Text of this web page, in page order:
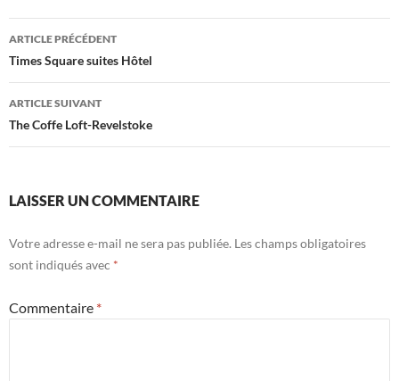
Navigation
des
articles
ARTICLE PRÉCÉDENT
Times Square suites Hôtel
ARTICLE SUIVANT
The Coffe Loft-Revelstoke
LAISSER UN COMMENTAIRE
Votre adresse e-mail ne sera pas publiée. Les champs obligatoires
sont indiqués avec *
Commentaire *